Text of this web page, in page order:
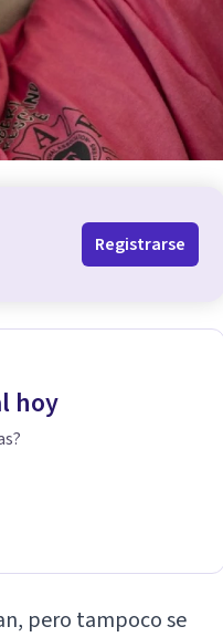
Registrarse
hoy
pero tampoco se